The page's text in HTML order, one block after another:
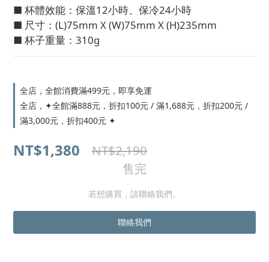
■ 杯體效能：保溫12小時、保冷24小時
■ 尺寸：(L)75mm X (W)75mm X (H)235mm
■ 杯子重量：310g
全店，全館消費滿499元，即享免運
全店，✦全館滿888元，折扣100元 / 滿1,688元，折扣200元 /
滿3,000元，折扣400元 ✦
NT$1,380 NT$2,190
售完
若想購買，請聯絡我們。
聯絡我們